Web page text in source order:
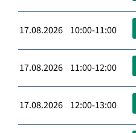
17.08.2026 10:00-11:00
17.08.2026 11:00-12:00
17.08.2026 12:00-13:00